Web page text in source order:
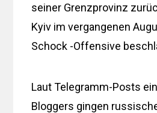
seiner Grenzprovinz
Kyiv im vergangenen
Schock -Offensive
Laut Telegramm-Posts
Bloggers gingen